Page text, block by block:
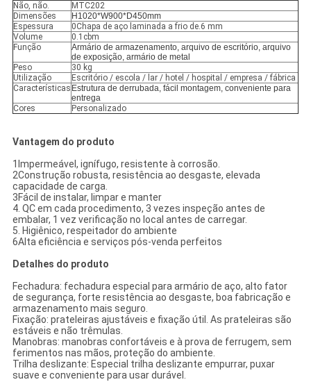
Não, não.
MTC202
Dimensões
H1020*W900*D450mm
Espessura
0Chapa de aço laminada a frio de.6 mm
Volume
0.1cbm
Função
Armário de armazenamento, arquivo de escritório, arquivo
de exposição, armário de metal
Peso
30 kg
Utilização
Escritório / escola / lar / hotel / hospital / empresa / fábrica
Características Estrutura de derrubada, fácil montagem, conveniente para
entrega
Cores
Personalizado
Vantagem do produto
1Impermeável, ignífugo, resistente à corrosão.
2Construção robusta, resistência ao desgaste, elevada
capacidade de carga.
3Fácil de instalar, limpar e manter
4. QC em cada procedimento, 3 vezes inspeção antes de
embalar, 1 vez verificação no local antes de carregar.
5. Higiênico, respeitador do ambiente
6Alta eficiência e serviços pós-venda perfeitos
Detalhes do produto
Fechadura: fechadura especial para armário de aço, alto fator
de segurança, forte resistência ao desgaste, boa fabricação e
armazenamento mais seguro.
Fixação: prateleiras ajustáveis e fixação útil. As prateleiras são
estáveis e não trêmulas.
Manobras: manobras confortáveis e à prova de ferrugem, sem
ferimentos nas mãos, proteção do ambiente.
Trilha deslizante: Especial trilha deslizante empurrar, puxar
suave e conveniente para usar durável.